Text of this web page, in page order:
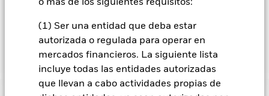
o más de los siguientes requisitos:
(1) Ser una entidad que deba estar
autorizada o regulada para operar en
mercados financieros. La siguiente lista
incluye todas las entidades autorizadas
que llevan a cabo actividades propias de
fija denominados en dólares estadounidenses con una
duración inferior a cinco años. La duración media no supera
los tres años. La exposición a las divisas se gestiona de forma
flexible.